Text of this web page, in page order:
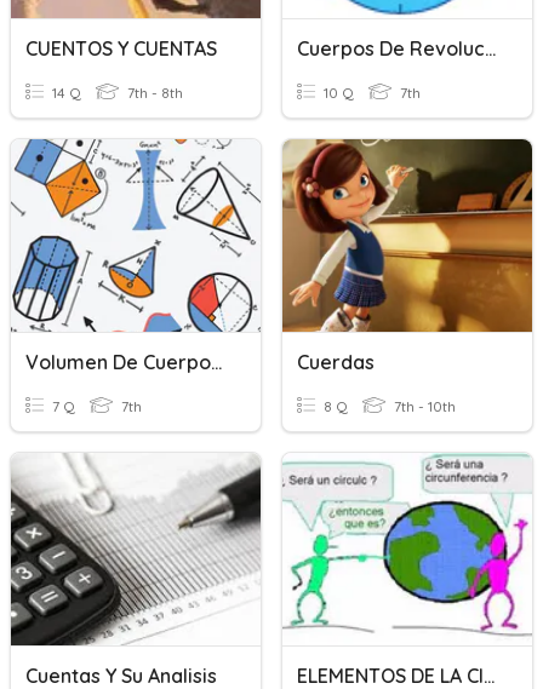
CUENTOS Y CUENTAS
14 Q 7th - 8th
Cuerpos De Revolución
10 Q 7th
Volumen De Cuerpos Geométricos Y Cuerpos De Revolución
7 Q 7th
Cuerdas
8 Q 7th - 10th
Cuentas Y Su Analisis ELEMENTOS DE LA CIRCUNFERENCIA Y CÍRCULO